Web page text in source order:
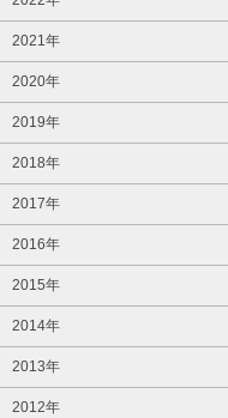
2021年
2020年
2019年
2018年
2017年
2016年
2015年
2014年
2013年
2012年